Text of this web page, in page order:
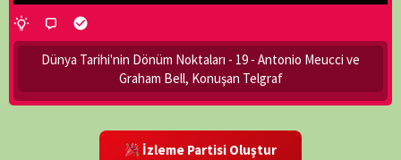
Dünya Tarihi'nin Dönüm Noktaları - 19 - Antonio Meucci ve
Graham Bell, Konuşan Telgraf
İzleme Partisi Oluştur